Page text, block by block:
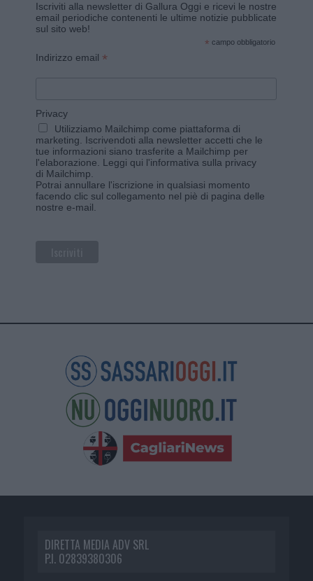
Iscriviti alla newsletter di Gallura Oggi e ricevi le nostre
email periodiche contenenti le ultime notizie pubblicate
sul sito web!
* campo obbligatorio
Indirizzo email *
Privacy
Utilizziamo Mailchimp come piattaforma di
marketing. Iscrivendoti alla newsletter accetti che le
tue informazioni siano trasferite a Mailchimp per
l'elaborazione. Leggi qui l'informativa sulla privacy
di Mailchimp
Potrai annullare l'iscrizione in qualsiasi momento
facendo clic sul collegamento nel piè di pagina delle
nostre e-mail.
DIRETTA MEDIA ADV SRL
P.I. 02839380306